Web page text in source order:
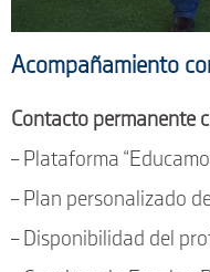
Educación
Acompañamiento
Contacto permanente
– Plataforma
– Plan personalizado
– Disponibilidad del